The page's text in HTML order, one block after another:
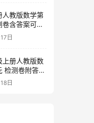
人教版数学第
含答案可下
日
上册人教版数
检测卷附答案
日